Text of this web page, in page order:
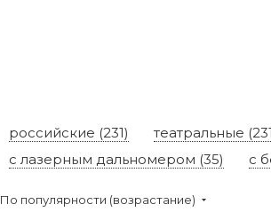
российские (231) театральные
с лазерным дальномером (35)
с
По популярности (возрастание)